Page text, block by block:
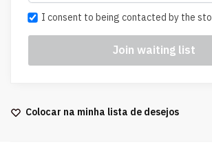
I consent to being contacted by the
Colocar na minha lista de desejos